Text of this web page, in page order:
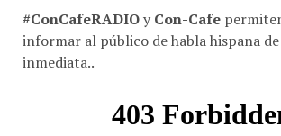
#ConCafeRADIOy Con-Cafe
informar al público de habla hispana
inmediata..